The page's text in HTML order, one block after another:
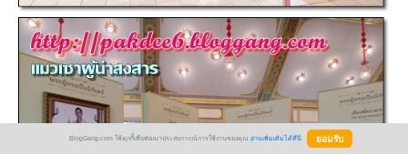
BlogGang.com ใช้คุกกี้เพื่อพัฒนาประสบการณ์การใช้งานของคุณ อ่านเพิ่มเติมได้ที่นี่